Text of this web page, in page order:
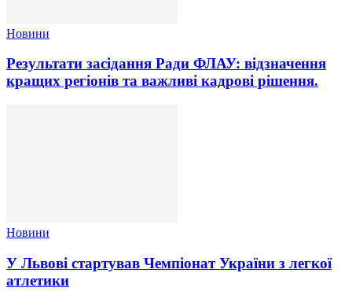
Новини
Результати засідання Ради ФЛАУ: відзначення
кращих регіонів та важливі кадрові рішення.
Новини
У Львові стартував Чемпіонат України з легкої
атлетики